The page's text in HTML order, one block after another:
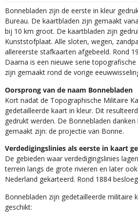
Bonnebladen zijn de eerste in kleur
Bureau. De kaartbladen zijn gemaakt
bij 10 km groot. De kaartbladen zijn
Kunststofplaat. Alle sloten, wegen,
allereerste stafkaarten afgebeeld. Rond
Daarna is een nieuwe serie
zijn gemaakt rond de vorige
Oorsprong van de naam Bonnebladen
Kort nadat de Topographische Militaire
gedetailleerde kaart in kleur. Dit
gedrukt werden. De Bonnebladen
gemaakt zijn: de projectie van Bonne.
Verdedigingslinies als eerste in kaart
De gebieden waar verdedigingslinies
terrein langs de grote rivieren en later
Nederland gekarteerd. Rond 1884
Bonnebladen zijn gedetailleerde militaire
geschikt:​